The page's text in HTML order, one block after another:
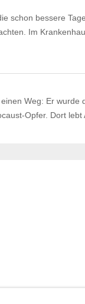
schon bessere
Im
Weg: Er
Opfer. Dort